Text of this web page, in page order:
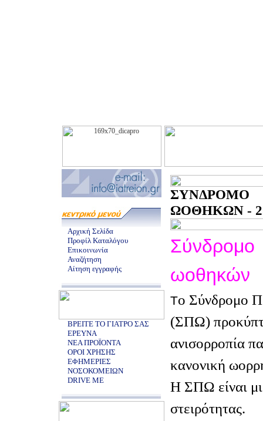
Αρχική Σελίδα
Προφίλ Καταλόγου
Επικοινωνία
Αναζήτηση
Αίτηση εγγραφής
ΒΡΕΙΤΕ ΤΟ ΓΙΑΤΡΟ ΣΑΣ
ΕΡΕΥΝΑ
ΝΕΑ ΠΡΟΪΟΝΤΑ
ΟΡΟΙ ΧΡΗΣΗΣ
ΕΦΗΜΕΡΙΕΣ
ΝΟΣΟΚΟΜΕΙΩΝ
DRIVE ME
ΩΟΘΗΚΩΝ -
Σύνδρομο
ωοθηκών
Το Σύνδρομο
(ΣΠΩ)
ανισορροπία
κανονική
Η ΣΠΩ είναι
στειρότητας.